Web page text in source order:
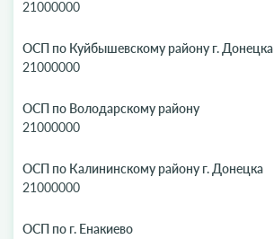
21000000
ОСП по Куйбышевскому району г. Донецка
21000000
ОСП по Володарскому району
21000000
ОСП по Калининскому району г. Донецка
21000000
ОСП по г. Енакиево